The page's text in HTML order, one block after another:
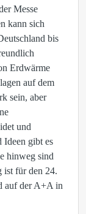
Messe
kann sich
bis
Erdwärme
auf dem
sein, aber
und
Ideen gibt es
hinweg sind
ist für den 24.
auf der A+A in